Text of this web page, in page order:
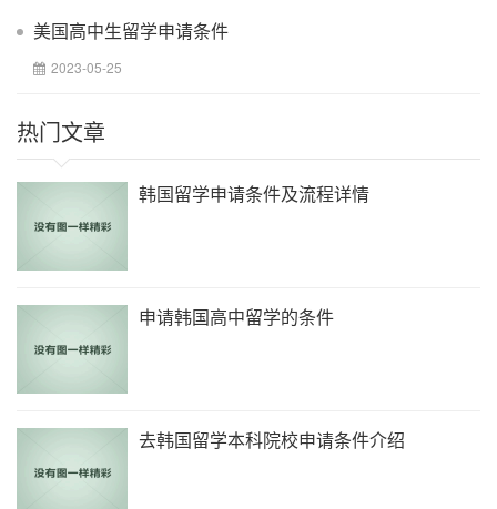
美国高中生留学申请条件
2023-05-25
热门文章
韩国留学申请条件及流程详情
申请韩国高中留学的条件
去韩国留学本科院校申请条件介绍